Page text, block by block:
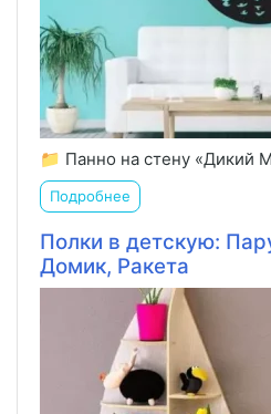
📁 Панно на стену «Дикий
Подробнее
Полки в детскую:
Домик, Ракета